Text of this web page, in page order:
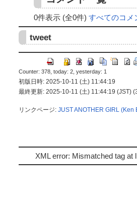
0件表示 (全0件) すべてのコメ
tweet
Counter: 378, today: 2, yesterday: 1
初版日時: 2025-10-11 (土) 11:44:19
最終更新: 2025-10-11 (土) 11:44:19 (JST)
リンクページ: JUST ANOTHER GIRL (Ken
XML error: Mismatched tag at